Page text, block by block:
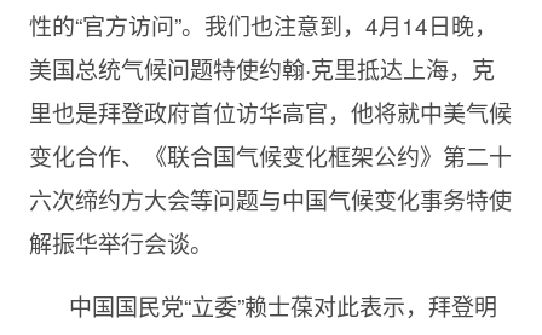
性的“官方访问”。我们也注意到，4月14日晚，
美国总统气候问题特使约翰·克里抵达上海，克
里也是拜登政府首位访华高官，他将就中美气候
变化合作、《联合国气候变化框架公约》第二十
六次缔约方大会等问题与中国气候变化事务特使
解振华举行会谈。
中国国民党“立委”赖士葆对此表示，拜登明